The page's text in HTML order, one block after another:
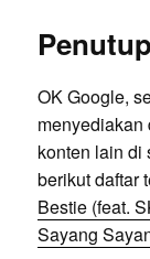
Penutup
OK Google,
menyediakan
konten lain di
berikut daftar
Bestie (feat.
Sayang